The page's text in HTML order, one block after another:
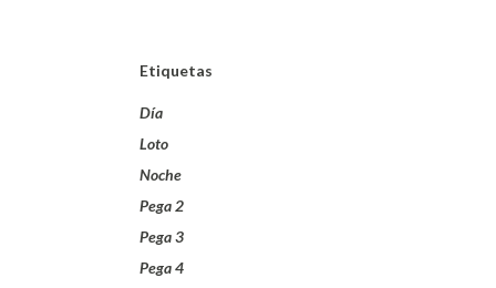
Etiquetas
Día
Loto
Noche
Pega 2
Pega 3
Pega 4